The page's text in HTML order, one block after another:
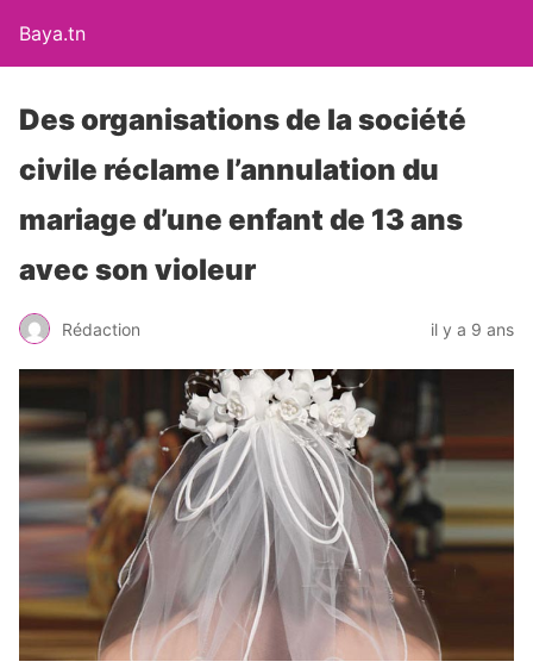
Baya.tn
Des organisations de la société
civile réclame l’annulation du
mariage d’une enfant de 13 ans
avec son violeur
Rédaction il y a 9 ans